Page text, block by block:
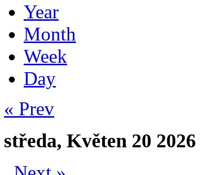
Year
Month
Week
Day
« Prev
středa, Květen 20 2026